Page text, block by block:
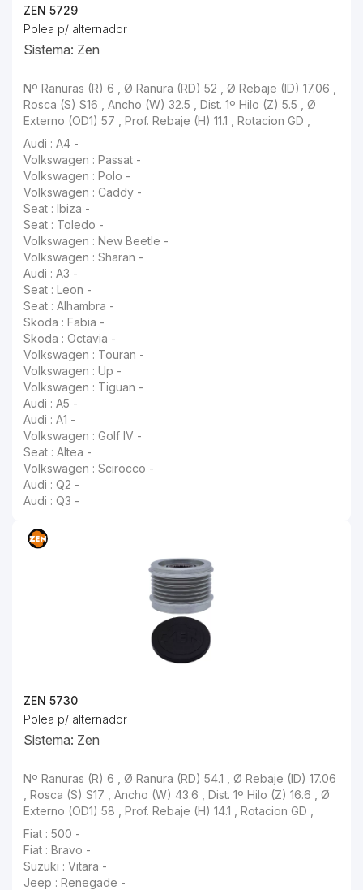
ZEN 5729
Polea p/ alternador
Sistema: Zen
Nº Ranuras (R) 6 , Ø Ranura (RD) 52 , Ø Rebaje (ID) 17.06 , Rosca (S) S16 , Ancho (W) 32.5 , Dist. 1º Hilo (Z) 5.5 , Ø Externo (OD1) 57 , Prof. Rebaje (H) 11.1 , Rotacion GD ,
Audi : A4 -
Volkswagen : Passat -
Volkswagen : Polo -
Volkswagen : Caddy -
Seat : Ibiza -
Seat : Toledo -
Volkswagen : New Beetle -
Volkswagen : Sharan -
Audi : A3 -
Seat : Leon -
Seat : Alhambra -
Skoda : Fabia -
Skoda : Octavia -
Volkswagen : Touran -
Volkswagen : Up -
Volkswagen : Tiguan -
Audi : A5 -
Audi : A1 -
Volkswagen : Golf IV -
Seat : Altea -
Volkswagen : Scirocco -
Audi : Q2 -
Audi : Q3 -
ZEN 5730
Polea p/ alternador
Sistema: Zen
Nº Ranuras (R) 6 , Ø Ranura (RD) 54.1 , Ø Rebaje (ID) 17.06 , Rosca (S) S17 , Ancho (W) 43.6 , Dist. 1º Hilo (Z) 16.6 , Ø Externo (OD1) 58 , Prof. Rebaje (H) 14.1 , Rotacion GD ,
Fiat : 500 -
Fiat : Bravo -
Suzuki : Vitara -
Jeep : Renegade -